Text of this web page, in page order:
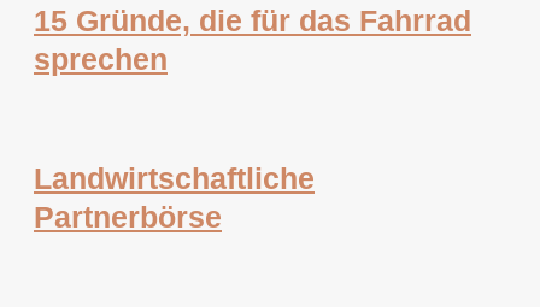
15 Gründe, die für das Fahrrad
sprechen
Landwirtschaftliche
Partnerbörse